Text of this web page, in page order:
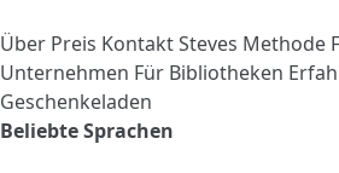
Über Preis KontaktSteves Methode
Unternehmen Für Bibliotheken
Geschenkeladen
Beliebte Sprachen